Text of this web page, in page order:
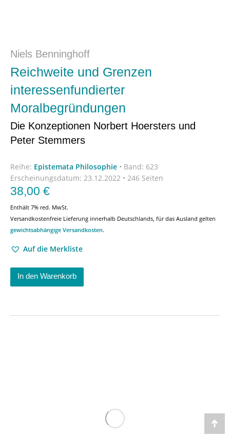
Niels Benninghoff
Reichweite und Grenzen
interessenfundierter
Moralbegründungen
Die Konzeptionen Norbert Hoersters und
Peter Stemmers
Reihe: Epistemata Philosophie • Band: 623
Erscheinungsdatum: 23.12.2022 • 246 Seiten
38,00 €
Enthält 7% red. MwSt.
Versandkostenfreie Lieferung innerhalb Deutschlands, für das Ausland gelten
gewichtsabhängige Versandkosten.
Auf die Merkliste
In den Warenkorb
Go